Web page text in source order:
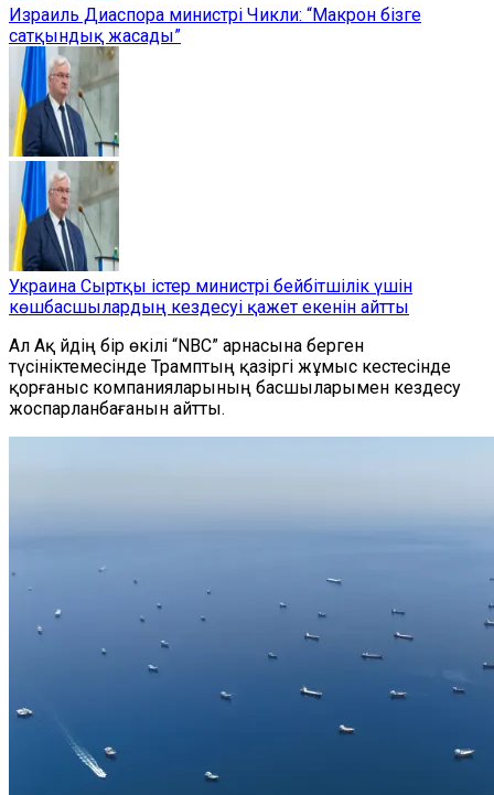
Израиль Диаспора министрі Чикли: “Макрон бізге
сатқындық жасады”
Украина Сыртқы істер министрі бейбітшілік үшін
көшбасшылардың кездесуі қажет екенін айтты
Ал Ақ йдің бір өкілі “NBC” арнасына берген
түсініктемесінде Трамптың қазіргі жұмыс кестесінде
қорғаныс компанияларының басшыларымен кездесу
жоспарланбағанын айтты.